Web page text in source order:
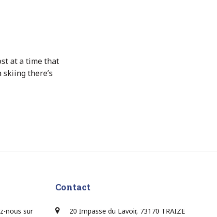
at a time that
there’s
nous sur
Contact
20 Impasse du Lavoir, 73170 TRAIZE